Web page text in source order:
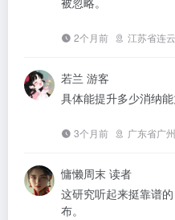
2个月前 江苏省连
若兰 游客
具体能提升多少消纳能
3个月前 广东省广
慵懒周末 读者
这研究听起来挺靠谱
布。